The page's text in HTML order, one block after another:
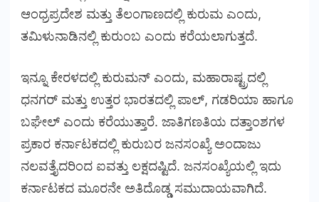
ಆಂಧ್ರಪ್ರದೇಶ ಮತ್ತು ತೆಲಂಗಾಣದಲ್ಲಿ ಕುರುಮ ಎಂದು,
ತಮಿಳುನಾಡಿನಲ್ಲಿ ಕುರುಂಬ ಎಂದು ಕರೆಯಲಾಗುತ್ತದೆ.
ಇನ್ನೂ ಕೇರಳದಲ್ಲಿ ಕುರುಮನ್ ಎಂದು, ಮಹಾರಾಷ್ಟ್ರದಲ್ಲಿ
ಧನಗರ್ ಮತ್ತು ಉತ್ತರ ಭಾರತದಲ್ಲಿ ಪಾಲ್, ಗಡರಿಯಾ ಹಾಗೂ
ಬಘೇಲ್ ಎಂದು ಕರೆಯುತ್ತಾರೆ. ಜಾತಿಗಣತಿಯ ದತ್ತಾಂಶಗಳ
ಪ್ರಕಾರ ಕರ್ನಾಟಕದಲ್ಲಿ ಕುರುಬರ ಜನಸಂಖ್ಯೆ ಅಂದಾಜು
ನಲವತ್ತೈದರಿಂದ ಐವತ್ತು ಲಕ್ಷದಷ್ಟಿದೆ. ಜನಸಂಖ್ಯೆಯಲ್ಲಿ ಇದು
ಕರ್ನಾಟಕದ ಮೂರನೇ ಅತಿದೊಡ್ಡ ಸಮುದಾಯವಾಗಿದೆ.